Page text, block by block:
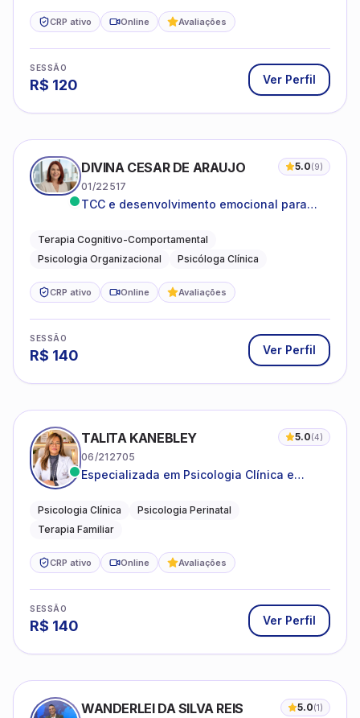
CRP ativo Online Avaliações
SESSÃO
R$ 120 Ver Perfil
DIVINA CESAR DE ARAUJO 5.0(9)
01/22517
TCC e desenvolvimento emocional para
Terapia Cognitivo-Comportamental
Psicologia Organizacional
Psicóloga Clínica
CRP ativo Online Avaliações
SESSÃO
R$ 140 Ver Perfil
TALITA KANEBLEY 5.0(4)
06/212705
Especializada em Psicologia Clínica e
famílias
Psicologia Clínica
Psicologia Perinatal
Terapia Familiar
CRP ativo Online Avaliações
SESSÃO
R$ 140 Ver Perfil
WANDERLEI DA SILVA REIS 5.0(1)